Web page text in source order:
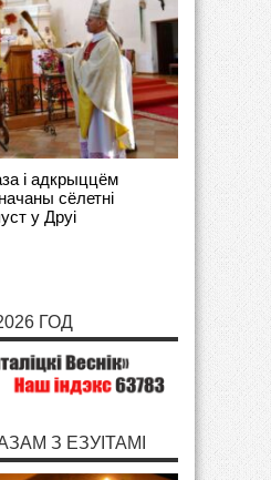
і адкрыццём
сёлетні
у Друі
ГОД
З ЕЗУІТАМІ